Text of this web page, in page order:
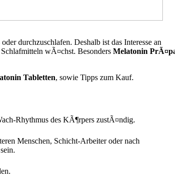
durchzuschlafen. Deshalb ist das Interesse an
wÃ¤chst. Besonders Melatonin
Tabletten, sowie Tipps zum Kauf.
Rhythmus des KÃ¶rpers zustÃ¤ndig.
Menschen, Schicht-Arbeiter oder nach